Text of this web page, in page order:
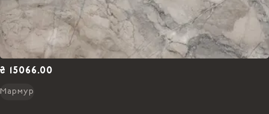
₴ 15066.00
Мармур